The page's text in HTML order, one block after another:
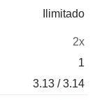
Ilimitado
2x
1
3.13 / 3.14